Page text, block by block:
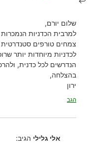
שלום יורם,
למרבית הכדניות
צמחים טורפים סטנדרטית
לכדניות מיוחדות יותר
הנדרשים לכל כדנית,
בהצלחה,
ירון
הגב
אלי גלילי הגיב: